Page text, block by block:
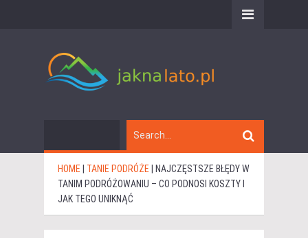
HOME TANIE PODRÓŻE
NAJCZĘSTSZE BŁĘDY W
TANIM PODRÓŻOWANIU – CO PODNOSI KOSZTY I
JAK TEGO UNIKNĄĆ